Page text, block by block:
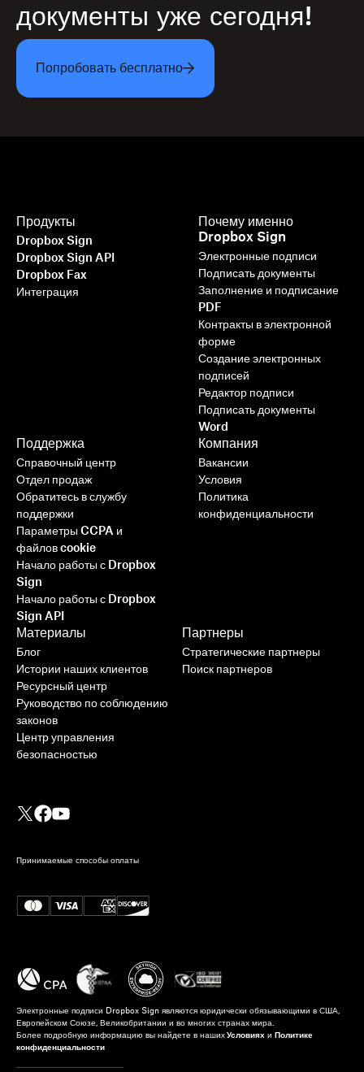
документы уже сегодня!
Попробовать бесплатно
Продукты
Dropbox Sign
Dropbox Sign API
Dropbox Fax
Интеграция
Почему именно
Dropbox Sign
Электронные подписи
Подписать документы
Заполнение и подписание
PDF
Контракты в электронной
форме
Создание электронных
подписей
Редактор подписи
Подписать документы
Word
Поддержка
Справочный центр
Отдел продаж
Обратитесь в службу
поддержки
Параметры CCPA и
файлов cookie
Начало работы с Dropbox
Sign
Начало работы с Dropbox
Sign API
Материалы
Блог
Истории наших клиентов
Ресурсный центр
Руководство по соблюдению
законов
Центр управления
безопасностью
Партнеры
Стратегические партнеры
Поиск партнеров
Компания
Вакансии
Условия
Политика
конфиденциальности
Принимаемые способы оплаты
Электронные подписи Dropbox Sign являются юридически обязывающими в США,
Европейском Союзе, Великобритании и во многих странах мира.
Более подробную информацию вы найдете в наших Условиях и Политике
конфиденциальности